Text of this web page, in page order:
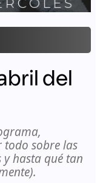
del
sobre las
y hasta qué tan